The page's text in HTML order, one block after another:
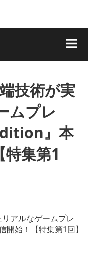
技術が実
ムプレ
』本
特集第1